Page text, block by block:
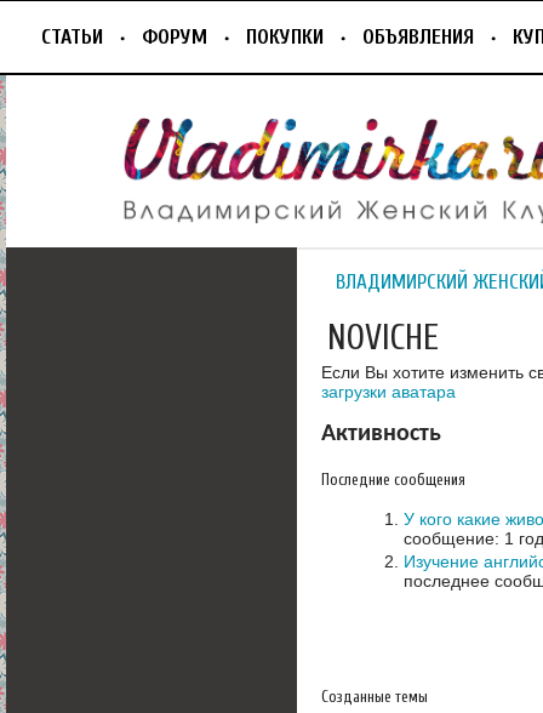
СТАТЬИ ФОРУМ ПОКУПКИ ОБЪЯВЛЕНИЯ
ВЛАДИМИРСКИЙ
NOVICHE
Если Вы хотите изменить
загрузки аватара
Активность
Последние сообщения
У кого какие
сообщение: 1
Изучение
последнее
Созданные темы